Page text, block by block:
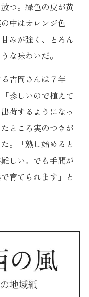
つ。緑色の皮が黄
中はオレンジ色
みが強く、とろん
な味わいだ。
吉岡さんは７年
珍しいので植えて
荷するようになっ
ところ実のつきが
。「熟し始めると
しい。でも手間が
育てられます」と